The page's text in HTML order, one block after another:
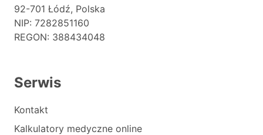
92-701 Łódź, Polska
NIP: 7282851160
REGON: 388434048
Serwis
Kontakt
Kalkulatory medyczne online